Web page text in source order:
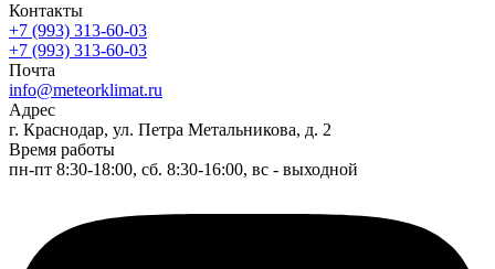
Контакты
+7 (993) 313-60-03
+7 (993) 313-60-03
Почта
info@meteorklimat.ru
Адрес
г. Краснодар, ул. Петра Метальникова, д. 2
Время работы
пн-пт 8:30-18:00, сб. 8:30-16:00, вс - выходной